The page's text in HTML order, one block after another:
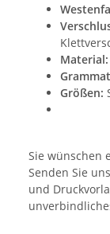
Material:
Größen:
Sie wünschen
Senden Sie
und